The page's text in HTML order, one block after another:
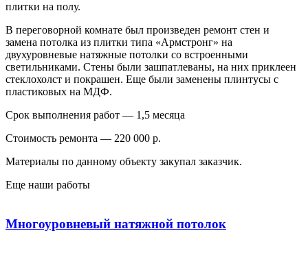
плитки на полу.
В переговорной комнате был произведен ремонт стен и
замена потолка из плитки типа «Армстронг» на
двухуровневые натяжные потолки со встроенными
светильниками. Стены были зашпатлеваны, на них приклеен
стеклохолст и покрашен. Еще были заменены плинтусы с
пластиковых на МДФ.
Срок выполнения работ — 1,5 месяца
Стоимость ремонта — 220 000 р.
Материалы по данному объекту закупал заказчик.
Еще наши работы
Многоуровневый натяжной потолок